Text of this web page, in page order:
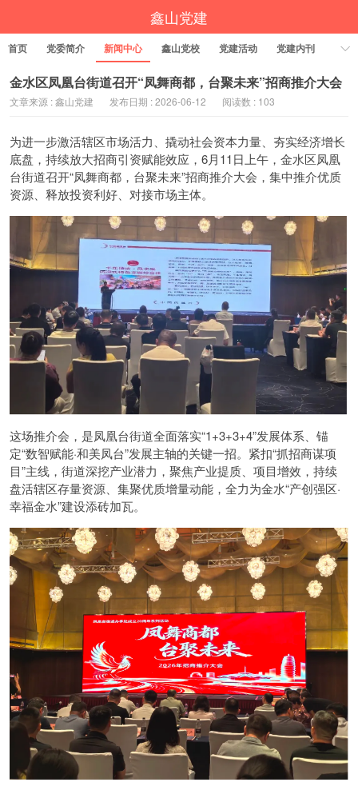
鑫山党建
首页 党委简介 新闻中心 鑫山党校 党建活动 党建内刊
金水区凤凰台街道召开“凤舞商都，台聚未来”招商推介大会
文章来源 : 鑫山党建 发布日期 : 2026-06-12 阅读数 : 103
为进一步激活辖区市场活力、撬动社会资本力量、夯实经济增长
底盘，持续放大招商引资赋能效应，6月11日上午，金水区凤凰
台街道召开“凤舞商都，台聚未来”招商推介大会，集中推介优质
资源、释放投资利好、对接市场主体。
这场推介会，是凤凰台街道全面落实“1+3+3+4”发展体系、锚
定“数智赋能·和美凤台”发展主轴的关键一招。紧扣“抓招商谋项
目”主线，街道深挖产业潜力，聚焦产业提质、项目增效，持续
盘活辖区存量资源、集聚优质增量动能，全力为金水“产创强区·
幸福金水”建设添砖加瓦。